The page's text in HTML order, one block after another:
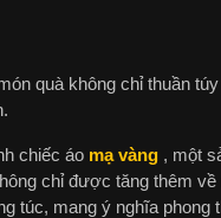
quà không chỉ thuần
chiếc áo mạ vàng , một
chỉ được tăng thêm về
túc, mang ý nghĩa phong